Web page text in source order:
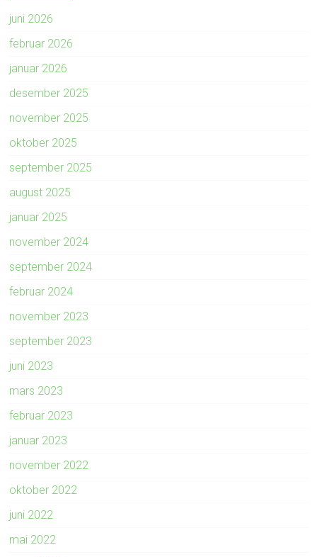
juni 2026
februar 2026
januar 2026
desember 2025
november 2025
oktober 2025
september 2025
august 2025
januar 2025
november 2024
september 2024
februar 2024
november 2023
september 2023
juni 2023
mars 2023
februar 2023
januar 2023
november 2022
oktober 2022
juni 2022
mai 2022